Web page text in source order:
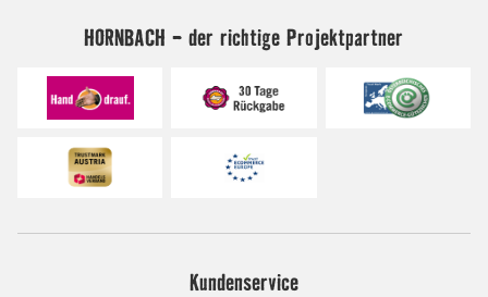
HORNBACH - der richtige Projektpartner
Kundenservice